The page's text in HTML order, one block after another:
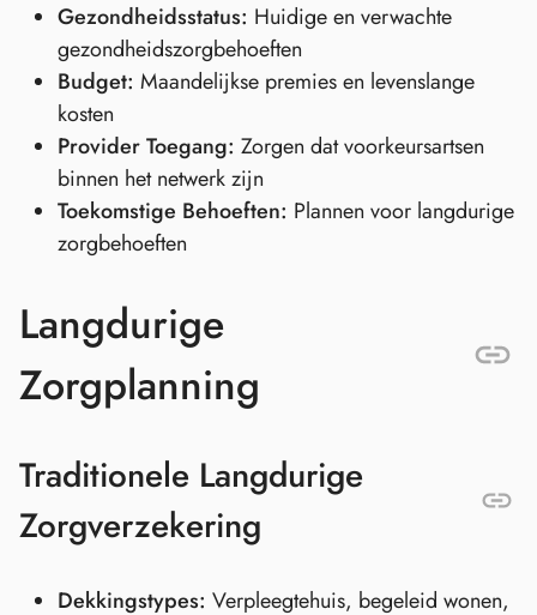
Gezondheidsstatus: Huidige en verwachte
gezondheidszorgbehoeften
Budget: Maandelijkse premies en levenslange
kosten
Provider Toegang: Zorgen dat voorkeursartsen
binnen het netwerk zijn
Toekomstige Behoeften: Plannen voor langdurige
zorgbehoeften
Langdurige
Zorgplanning
Traditionele Langdurige
Zorgverzekering
Dekkingstypes: Verpleegtehuis, begeleid wonen,